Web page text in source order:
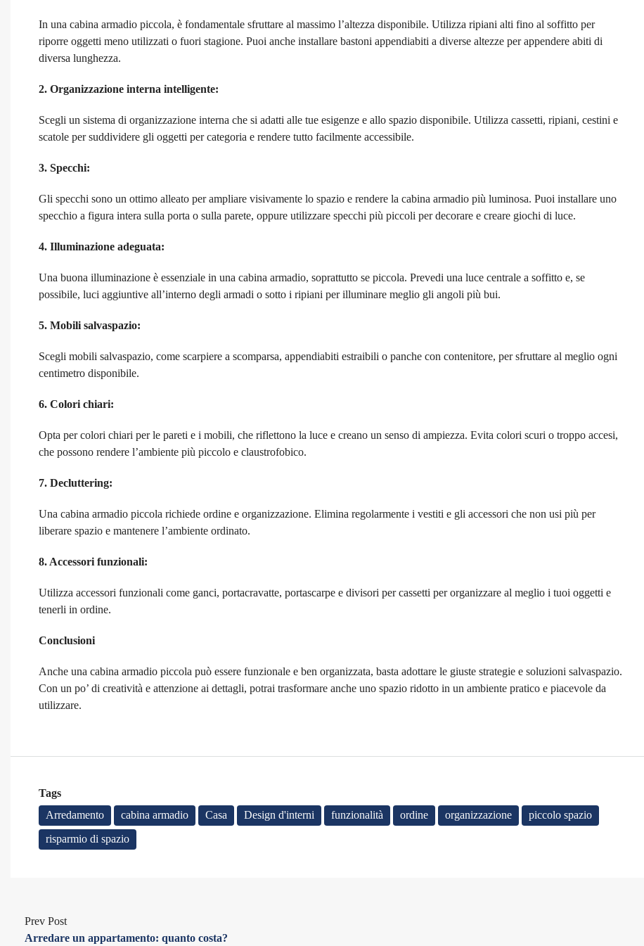
In una cabina armadio piccola, è fondamentale sfruttare al massimo l’altezza disponibile. Utilizza ripiani alti fino al soffitto per
riporre oggetti meno utilizzati o fuori stagione. Puoi anche installare bastoni appendiabiti a diverse altezze per appendere abiti di
diversa lunghezza.
2. Organizzazione interna intelligente:
Scegli un sistema di organizzazione interna che si adatti alle tue esigenze e allo spazio disponibile. Utilizza cassetti, ripiani, cestini e
scatole per suddividere gli oggetti per categoria e rendere tutto facilmente accessibile.
3. Specchi:
Gli specchi sono un ottimo alleato per ampliare visivamente lo spazio e rendere la cabina armadio più luminosa. Puoi installare uno
specchio a figura intera sulla porta o sulla parete, oppure utilizzare specchi più piccoli per decorare e creare giochi di luce.
4. Illuminazione adeguata:
Una buona illuminazione è essenziale in una cabina armadio, soprattutto se piccola. Prevedi una luce centrale a soffitto e, se
possibile, luci aggiuntive all’interno degli armadi o sotto i ripiani per illuminare meglio gli angoli più bui.
5. Mobili salvaspazio:
Scegli mobili salvaspazio, come scarpiere a scomparsa, appendiabiti estraibili o panche con contenitore, per sfruttare al meglio ogni
centimetro disponibile.
6. Colori chiari:
Opta per colori chiari per le pareti e i mobili, che riflettono la luce e creano un senso di ampiezza. Evita colori scuri o troppo accesi,
che possono rendere l’ambiente più piccolo e claustrofobico.
7. Decluttering:
Una cabina armadio piccola richiede ordine e organizzazione. Elimina regolarmente i vestiti e gli accessori che non usi più per
liberare spazio e mantenere l’ambiente ordinato.
8. Accessori funzionali:
Utilizza accessori funzionali come ganci, portacravatte, portascarpe e divisori per cassetti per organizzare al meglio i tuoi oggetti e
tenerli in ordine.
Conclusioni
Anche una cabina armadio piccola può essere funzionale e ben organizzata, basta adottare le giuste strategie e soluzioni salvaspazio.
Con un po’ di creatività e attenzione ai dettagli, potrai trasformare anche uno spazio ridotto in un ambiente pratico e piacevole da
utilizzare.
Tags
Arredamento
cabina armadio Casa Design d'interni funzionalità ordine organizzazione
piccolo spazio
risparmio di spazio
Prev Post
Arredare un appartamento: quanto costa?